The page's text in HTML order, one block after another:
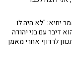
יחיא: "לא היה לו
דיבר עם בני יהודה
לרדוף אחרי מאמן